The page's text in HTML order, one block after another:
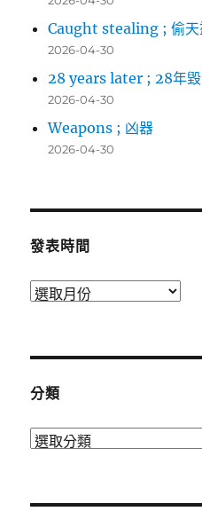
Caught stealing ; 偷天
2026-04-30
28 years later ; 28年
2026-04-30
Weapons ; 凶器
2026-04-30
發表時間
發
分類
分